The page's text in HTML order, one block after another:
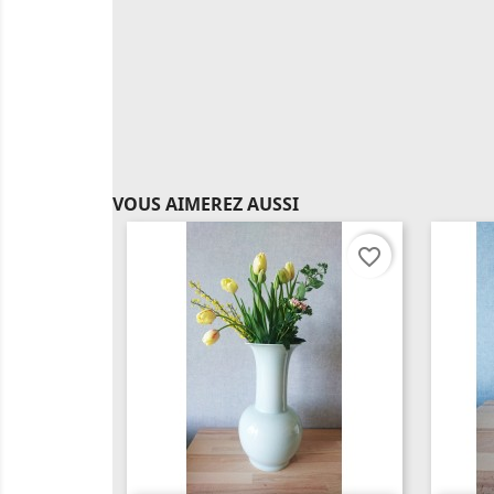
VOUS AIMEREZ AUSSI
favorite_border